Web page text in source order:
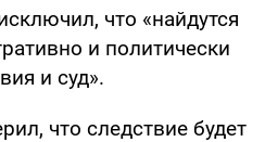
что «найдутся
и политически
и суд».
что следствие будет